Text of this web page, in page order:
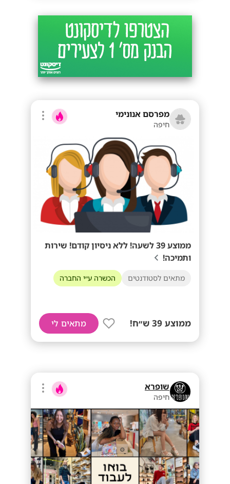
מפרסם אנונימי
חיפה
ממוצע 39 לשעה! ללא ניסיון קודם! שירות
ותמיכה!
מתאים לסטודנטים הכשרה ע״י החברה
ממוצע 39 ש״ח! מתאים לי
שופרא
חיפה